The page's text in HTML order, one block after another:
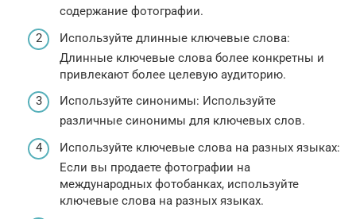
содержание фотографии.
Используйте длинные ключевые слова:
Длинные ключевые слова более конкретны и
привлекают более целевую аудиторию.
Используйте синонимы: Используйте
различные синонимы для ключевых слов.
Используйте ключевые слова на разных языках:
Если вы продаете фотографии на
международных фотобанках, используйте
ключевые слова на разных языках.